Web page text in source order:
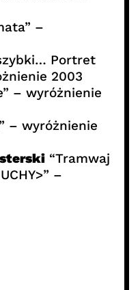
–
Portret
2003
– wyróżnienie
– wyróżnienie
“Tramwaj
–